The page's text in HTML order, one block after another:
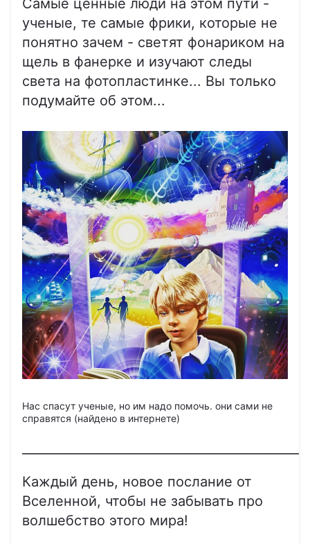
Самые ценные люди на этом пути -
ученые, те самые фрики, которые не
понятно зачем - светят фонариком на
щель в фанерке и изучают следы
света на фотопластинке... Вы только
подумайте об этом...
Нас спасут ученые, но им надо помочь. они сами не
справятся (найдено в интернете)
Каждый день, новое послание от
Вселенной, чтобы не забывать про
волшебство этого мира!